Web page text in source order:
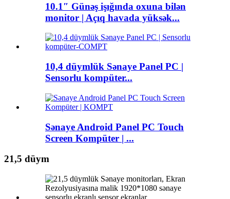
10.1″ Günəş işığında oxuna bilən
monitor | Açıq havada yüksək...
10,4 düymlük Sənaye Panel PC |
Sensorlu kompüter...
Sənaye Android Panel PC Touch
Screen Kompüter | ...
21,5 düym